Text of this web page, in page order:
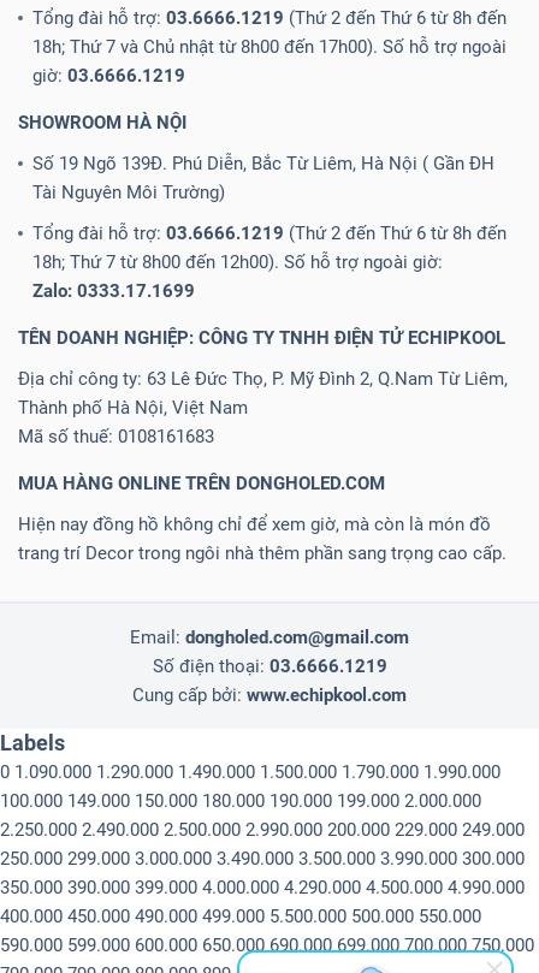
Tổng đài hỗ trợ: 03.6666.1219 (Thứ 2 đến Thứ 6 từ 8h đến
18h; Thứ 7 và Chủ nhật từ 8h00 đến 17h00). Số hỗ trợ ngoài
giờ: 03.6666.1219
SHOWROOM HÀ NỘI
Số 19 Ngõ 139Đ. Phú Diễn, Bắc Từ Liêm, Hà Nội ( Gần ĐH
Tài Nguyên Môi Trường)
Tổng đài hỗ trợ: 03.6666.1219 (Thứ 2 đến Thứ 6 từ 8h đến
18h; Thứ 7 từ 8h00 đến 12h00). Số hỗ trợ ngoài giờ:
Zalo: 0333.17.1699
TÊN DOANH NGHIỆP: CÔNG TY TNHH ĐIỆN TỬ ECHIPKOOL
Địa chỉ công ty: 63 Lê Đức Thọ, P. Mỹ Đình 2, Q.Nam Từ Liêm,
Thành phố Hà Nội, Việt Nam
Mã số thuế: 0108161683
MUA HÀNG ONLINE TRÊN DONGHOLED.COM
Hiện nay đồng hồ không chỉ để xem giờ, mà còn là món đồ
trang trí Decor trong ngôi nhà thêm phần sang trọng cao cấp.
Email: dongholed.com@gmail.com
Số điện thoại: 03.6666.1219
Cung cấp bởi: www.echipkool.com
Labels
0 1.090.000 1.290.000 1.490.000 1.500.000 1.790.000 1.990.000
100.000 149.000 150.000 180.000 190.000 199.000 2.000.000
2.250.000 2.490.000 2.500.000 2.990.000 200.000 229.000 249.000
250.000 299.000 3.000.000 3.490.000 3.500.000 3.990.000 300.000
350.000 390.000 399.000 4.000.000 4.290.000 4.500.000 4.990.000
400.000 450.000 490.000 499.000 5.500.000 500.000 550.000
590.000 599.000 600.000 650.000 690.000 699.000 700.000 750.000